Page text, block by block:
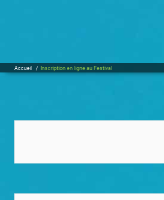
Accueil / Inscription en ligne au Festival